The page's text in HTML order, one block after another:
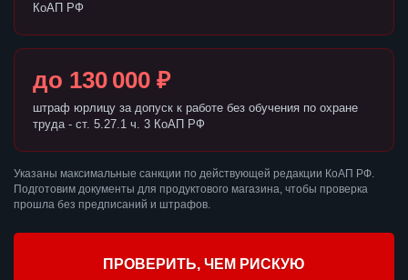
КоАП РФ
до 130 000 ₽
штраф юрлицу за допуск к работе без обучения по охране
труда - ст. 5.27.1 ч. 3 КоАП РФ
Указаны максимальные санкции по действующей редакции КоАП РФ.
Подготовим документы для продуктового магазина, чтобы проверка
прошла без предписаний и штрафов.
ПРОВЕРИТЬ, ЧЕМ РИСКУЮ